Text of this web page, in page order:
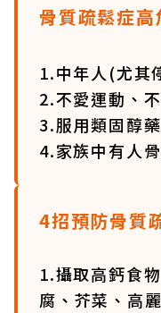
骨質疏鬆症高
1.中年人(尤其
2.不愛運動、
3.服用類固醇
4.家族中有人
4招預防骨質
1.攝取高鈣食
腐、芥菜、高